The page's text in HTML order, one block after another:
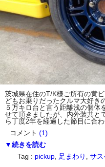
茨城県在住のT/K様ご所有の黄
どもお乗りだったクルマ大好き
５万キロ台と言う距離浅の個
せて頂きましたが、内外装共
ら丁度2年を経過した節目に合
コメント (1)
▼続きを読む
Tag : pickup 足まわり サス